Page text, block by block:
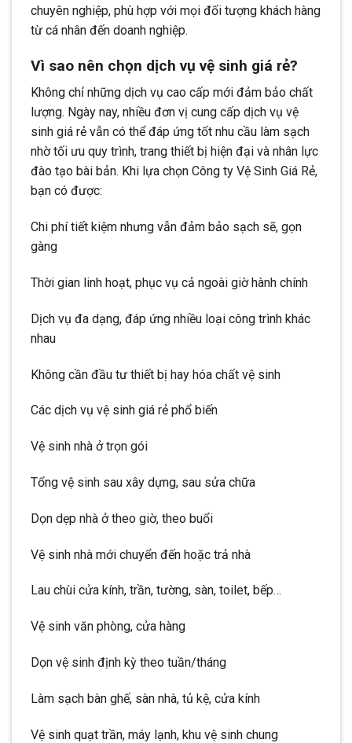
chuyên nghiệp, phù hợp với mọi đối tượng khách hàng
từ cá nhân đến doanh nghiệp.
Vì sao nên chọn dịch vụ vệ sinh giá rẻ?
Không chỉ những dịch vụ cao cấp mới đảm bảo chất
lượng. Ngày nay, nhiều đơn vị cung cấp dịch vụ vệ
sinh giá rẻ vẫn có thể đáp ứng tốt nhu cầu làm sạch
nhờ tối ưu quy trình, trang thiết bị hiện đại và nhân lực
đào tạo bài bản. Khi lựa chọn Công ty Vệ Sinh Giá Rẻ,
bạn có được:
Chi phí tiết kiệm nhưng vẫn đảm bảo sạch sẽ, gọn
gàng
Thời gian linh hoạt, phục vụ cả ngoài giờ hành chính
Dịch vụ đa dạng, đáp ứng nhiều loại công trình khác
nhau
Không cần đầu tư thiết bị hay hóa chất vệ sinh
Các dịch vụ vệ sinh giá rẻ phổ biến
Vệ sinh nhà ở trọn gói
Tổng vệ sinh sau xây dựng, sau sửa chữa
Dọn dẹp nhà ở theo giờ, theo buổi
Vệ sinh nhà mới chuyển đến hoặc trả nhà
Lau chùi cửa kính, trần, tường, sàn, toilet, bếp…
Vệ sinh văn phòng, cửa hàng
Dọn vệ sinh định kỳ theo tuần/tháng
Làm sạch bàn ghế, sàn nhà, tủ kệ, cửa kính
Vệ sinh quạt trần, máy lạnh, khu vệ sinh chung